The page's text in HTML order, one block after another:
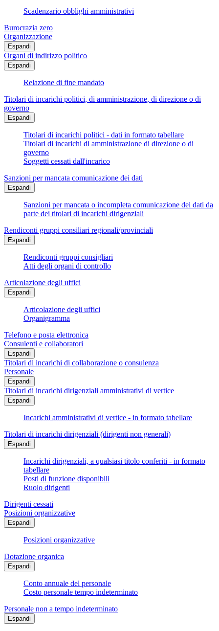
Scadenzario obblighi amministrativi
Burocrazia zero
Organizzazione
Espandi
Organi di indirizzo politico
Espandi
Relazione di fine mandato
Titolari di incarichi politici, di amministrazione, di direzione o di
governo
Espandi
Titolari di incarichi politici - dati in formato tabellare
Titolari di incarichi di amministrazione di direzione o di
governo
Soggetti cessati dall'incarico
Sanzioni per mancata comunicazione dei dati
Espandi
Sanzioni per mancata o incompleta comunicazione dei dati da
parte dei titolari di incarichi dirigenziali
Rendiconti gruppi consiliari regionali/provinciali
Espandi
Rendiconti gruppi consigliari
Atti degli organi di controllo
Articolazione degli uffici
Espandi
Articolazione degli uffici
Organigramma
Telefono e posta elettronica
Consulenti e collaboratori
Espandi
Titolari di incarichi di collaborazione o consulenza
Personale
Espandi
Titolari di incarichi dirigenziali amministrativi di vertice
Espandi
Incarichi amministrativi di vertice - in formato tabellare
Titolari di incarichi dirigenziali (dirigenti non generali)
Espandi
Incarichi dirigenziali, a qualsiasi titolo conferiti - in formato
tabellare
Posti di funzione disponibili
Ruolo dirigenti
Dirigenti cessati
Posizioni organizzative
Espandi
Posizioni organizzative
Dotazione organica
Espandi
Conto annuale del personale
Costo personale tempo indeterminato
Personale non a tempo indeterminato
Espandi